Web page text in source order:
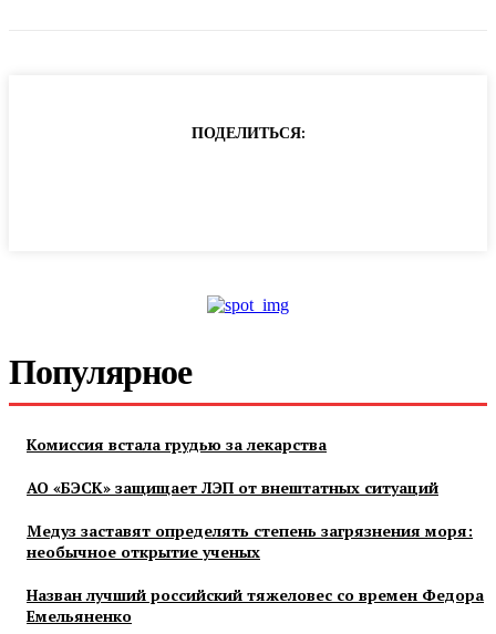
ПОДЕЛИТЬСЯ:
Популярное
Комиссия встала грудью за лекарства
АО «БЭСК» защищает ЛЭП от внештатных ситуаций
Медуз заставят определять степень загрязнения моря:
необычное открытие ученых
Назван лучший российский тяжеловес со времен Федора
Емельяненко